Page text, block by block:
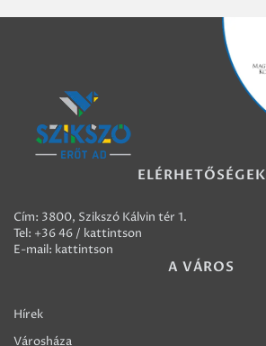
ELÉRHETŐSÉGEK
Cím: 3800, Szikszó Kálvin tér 1.
Tel: +36 46 / kattintson
E-mail: kattintson
A VÁROS
Hírek
Városháza